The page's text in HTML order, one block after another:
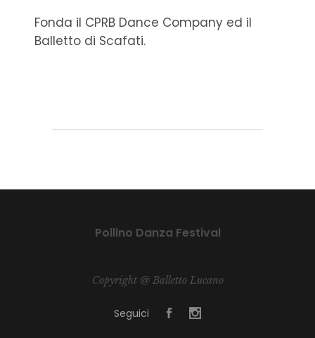
Fonda il CPRB Dance Company ed il
Balletto di Scafati.
Pollino Danza Festival
Copyright @ Balletto Lucano
Seguici